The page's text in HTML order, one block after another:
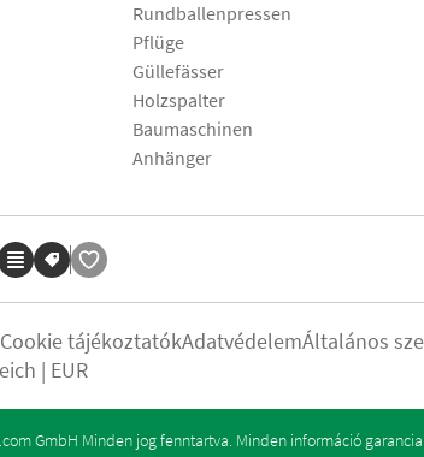
Rundballenpressen
Pflüge
Güllefässer
Holzspalter
Baumaschinen
Anhänger
Cookie tájékoztatókAdatvédelemÁltalános
| EUR
GmbH Minden jog fenntartva. Minden információ